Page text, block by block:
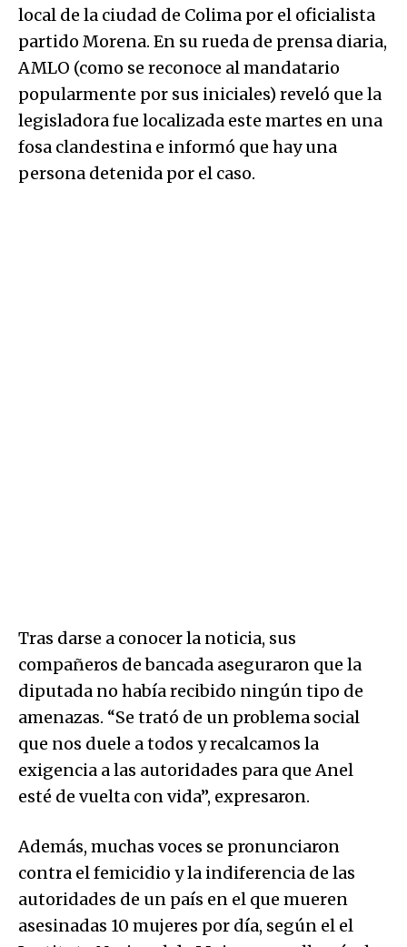
local de la ciudad de Colima por el oficialista
partido Morena. En su rueda de prensa diaria,
AMLO (como se reconoce al mandatario
popularmente por sus iniciales) reveló que la
legisladora fue localizada este martes en una
fosa clandestina e informó que hay una
persona detenida por el caso.
Tras darse a conocer la noticia, sus
compañeros de bancada aseguraron que la
diputada no había recibido ningún tipo de
amenazas. “Se trató de un problema social
que nos duele a todos y recalcamos la
exigencia a las autoridades para que Anel
esté de vuelta con vida”, expresaron.
Además, muchas voces se pronunciaron
contra el femicidio y la indiferencia de las
autoridades de un país en el que mueren
asesinadas 10 mujeres por día, según el el